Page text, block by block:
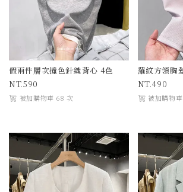
假兩件層次撞色針織背心 4色
590
被加購物車 68 次
羅紋方領胸
490
被加購物